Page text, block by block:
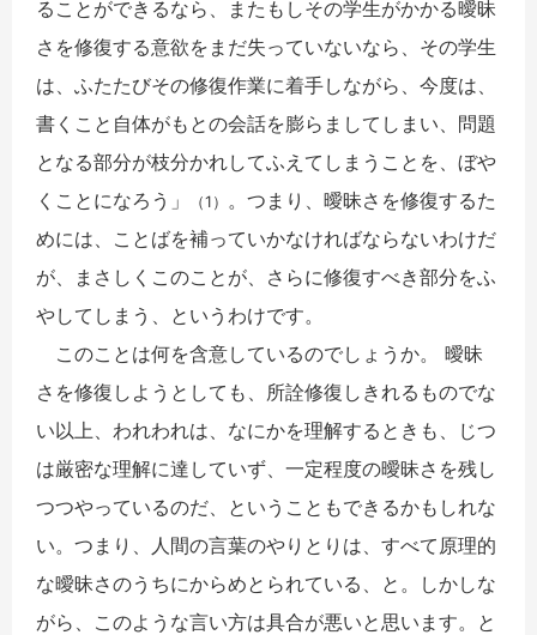
ることができるなら、またもしその学生がかかる曖昧
さを修復する意欲をまだ失っていないなら、その学生
は、ふたたびその修復作業に着手しながら、今度は、
書くこと自体がもとの会話を膨らましてしまい、問題
となる部分が枝分かれしてふえてしまうことを、ぼや
くことになろう」
（1）
。つまり、曖昧さを修復するた
めには、ことばを補っていかなければならないわけだ
が、まさしくこのことが、さらに修復すべき部分をふ
やしてしまう、というわけです。
このことは何を含意しているのでしょうか。 曖昧
さを修復しようとしても、所詮修復しきれるものでな
い以上、われわれは、なにかを理解するときも、じつ
は厳密な理解に達していず、一定程度の曖昧さを残し
つつやっているのだ、ということもできるかもしれな
い。つまり、人間の言葉のやりとりは、すべて原理的
な曖昧さのうちにからめとられている、と。しかしな
がら、このような言い方は具合が悪いと思います。と